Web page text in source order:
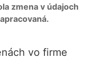
zmena v údajoch
vo firme